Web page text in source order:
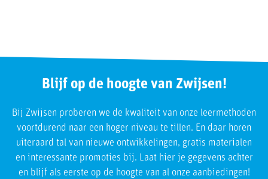
Blijf op de hoogte van Zwijsen!
Bij Zwijsen proberen we de kwaliteit van onze leermethoden
voortdurend naar een hoger niveau te tillen. En daar horen
uiteraard tal van nieuwe ontwikkelingen, gratis materialen
en interessante promoties bij. Laat hier je gegevens achter
en blijf als eerste op de hoogte van al onze aanbiedingen!